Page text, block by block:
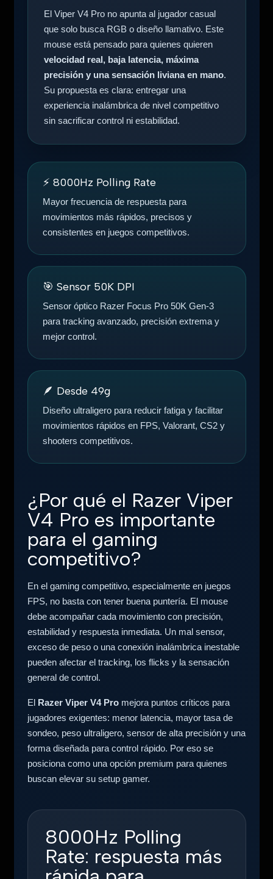
El Viper V4 Pro no apunta al jugador casual
que solo busca RGB o diseño llamativo. Este
mouse está pensado para quienes quieren
velocidad real, baja latencia, máxima
precisión y una sensación liviana en mano.
Su propuesta es clara: entregar una
experiencia inalámbrica de nivel competitivo
sin sacrificar control ni estabilidad.
⚡ 8000Hz Polling Rate
Mayor frecuencia de respuesta para
movimientos más rápidos, precisos y
consistentes en juegos competitivos.
🎯 Sensor 50K DPI
Sensor óptico Razer Focus Pro 50K Gen-3
para tracking avanzado, precisión extrema y
mejor control.
🪶 Desde 49g
Diseño ultraligero para reducir fatiga y facilitar
movimientos rápidos en FPS, Valorant, CS2 y
shooters competitivos.
¿Por qué el Razer Viper
V4 Pro es importante
para el gaming
competitivo?
En el gaming competitivo, especialmente en juegos
FPS, no basta con tener buena puntería. El mouse
debe acompañar cada movimiento con precisión,
estabilidad y respuesta inmediata. Un mal sensor,
exceso de peso o una conexión inalámbrica inestable
pueden afectar el tracking, los flicks y la sensación
general de control.
El Razer Viper V4 Promejora puntos críticos para
jugadores exigentes: menor latencia, mayor tasa de
sondeo, peso ultraligero, sensor de alta precisión y una
forma diseñada para control rápido. Por eso se
posiciona como una opción premium para quienes
buscan elevar su setup gamer.
8000Hz Polling
Rate: respuesta más